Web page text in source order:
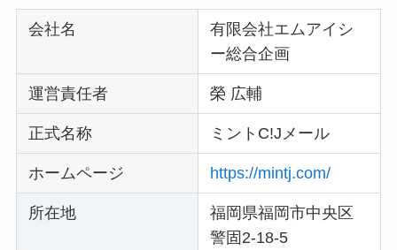
会社名
有限会社エムアイシ
ー総合企画
運営責任者 榮 広輔
正式名称 ミントC!Jメール
ホームページ https://mintj.com/
所在地
福岡県福岡市中央区
警固2-18-5